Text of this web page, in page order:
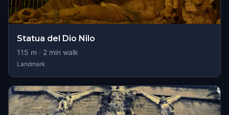
Statua del Dio Nilo
115 m · 2 min walk
Landmark